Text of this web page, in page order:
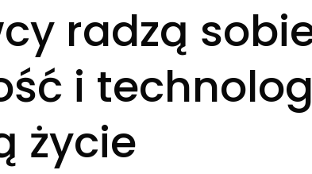
radzą
i
życie